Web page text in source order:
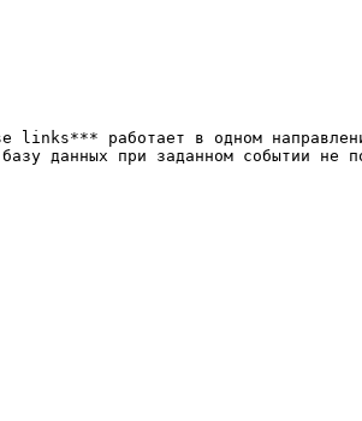
работает в одном
данных при заданном событии не